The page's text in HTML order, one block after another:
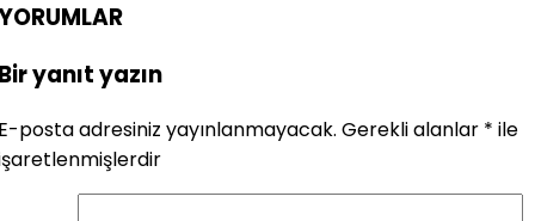
yanıt yazın
posta adresiniz yayınlanmayacak. Gerekli alanlar * ile